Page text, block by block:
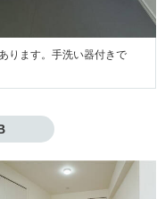
ります。手洗い器付きで